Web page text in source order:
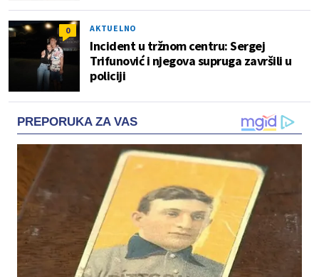
0 AKTUELNO
Incident u tržnom centru: Sergej
Trifunović i njegova supruga završili u
policiji
PREPORUKA ZA VAS